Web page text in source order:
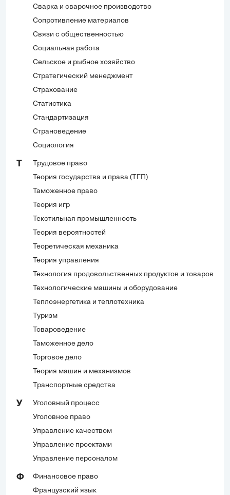
Сварка и сварочное производство
Сопротивление материалов
Связи с общественностью
Социальная работа
Сельское и рыбное хозяйство
Стратегический менеджмент
Страхование
Статистика
Стандартизация
Страноведение
Социология
Трудовое право
Теория государства и права (ТГП)
Таможенное право
Теория игр
Текстильная промышленность
Теория вероятностей
Теоретическая механика
Теория управления
Технология продовольственных продуктов и товаров
Технологические машины и оборудование
Теплоэнергетика и теплотехника
Туризм
Товароведение
Таможенное дело
Торговое дело
Теория машин и механизмов
Транспортные средства
У
Уголовный процесс
Уголовное право
Управление качеством
Управление проектами
Управление персоналом
Ф
Финансовое право
Французский язык